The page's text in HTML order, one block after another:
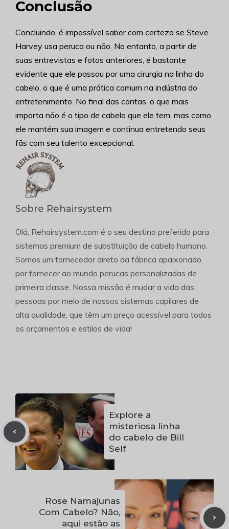
Conclusão
Concluindo, é impossível saber com certeza se Steve
Harvey usa peruca ou não. No entanto, a partir de
suas entrevistas e fotos anteriores, é bastante
evidente que ele passou por uma cirurgia na linha do
cabelo, o que é uma prática comum na indústria do
entretenimento. No final das contas, o que mais
importa não é o tipo de cabelo que ele tem, mas como
ele mantém sua imagem e continua entretendo seus
fãs com seu talento excepcional.
Sobre Rehairsystem
Olá, Rehairsystem.com é o seu destino preferido para
sistemas premium de substituição de cabelo humano.
Somos um fornecedor direto da fábrica apaixonado
por fornecer ao mundo perucas personalizadas de
primeira classe. Nossa missão é mudar a vida das
pessoas por meio de nossos sistemas capilares de
alta qualidade, que têm um preço acessível para todos
os orçamentos e estilos de vida!
Explore a
misteriosa linha
do cabelo de Bill
Self
Rose Namajunas
Com Cabelo? Não,
aqui estão as